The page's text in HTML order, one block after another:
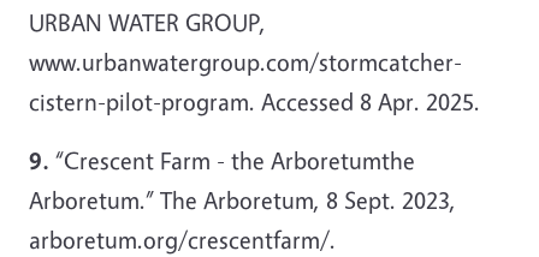
URBAN WATER GROUP,
www.urbanwatergroup.com/stormcatcher-
cistern-pilot-program. Accessed 8 Apr. 2025.
9. “Crescent Farm - the Arboretumthe
Arboretum.” The Arboretum, 8 Sept. 2023,
arboretum.org/crescentfarm/.